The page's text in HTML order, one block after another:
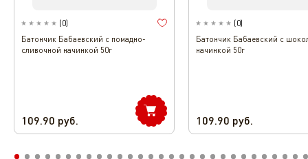
(0)
Батончик Бабаевский с помадно-
сливочной начинкой 50г
109.90 руб.
(0)
Батончик Бабаевский с
начинкой 50г
109.90 руб.